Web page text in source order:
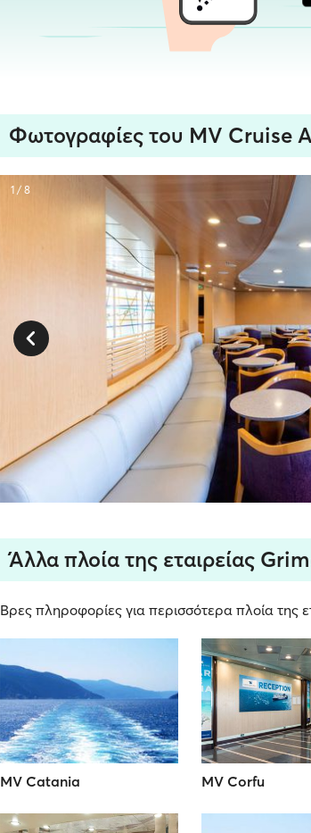
Φωτογραφίες του MV Cruise
1 / 8
Άλλα πλοία της εταιρείας
Βρες πληροφορίες για περισσότερα πλοία
MV Catania MV Corfu